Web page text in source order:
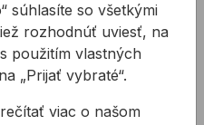
Aupark
súhlasíte so všetkými
rozhodnúť uviesť, na
použitím vlastných
„Prijať vybraté“.
viac o našom